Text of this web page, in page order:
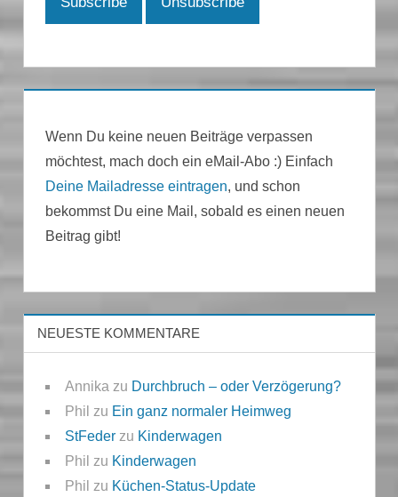
Wenn Du keine neuen Beiträge verpassen
möchtest, mach doch ein eMail-Abo :) Einfach
Deine Mailadresse eintragen, und schon
bekommst Du eine Mail, sobald es einen neuen
Beitrag gibt!
NEUESTE KOMMENTARE
Annikazu Durchbruch – oder Verzögerung?
Phil zu Ein ganz normaler Heimweg
StFederzu Kinderwagen
Phil zu Kinderwagen
Phil zu Küchen-Status-Update